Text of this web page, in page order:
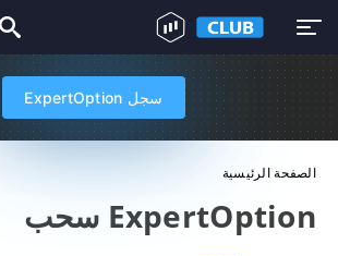
سجل ExpertOption
الصفحة الرئيسية
ExpertOption سحب